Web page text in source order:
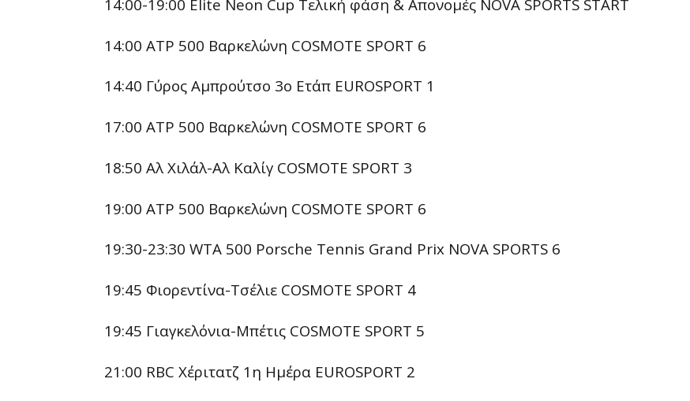
14:00-19:00 Elite Neon Cup Τελική φάση & Απονομές NOVA SPORTS START
14:00 ATP 500 Βαρκελώνη COSMOTE SPORT 6
14:40 Γύρος Αμπρούτσο 3ο Ετάπ EUROSPORT 1
17:00 ATP 500 Βαρκελώνη COSMOTE SPORT 6
18:50 Αλ Χιλάλ-Αλ Καλίγ COSMOTE SPORT 3
19:00 ATP 500 Βαρκελώνη COSMOTE SPORT 6
19:30-23:30 WTA 500 Porsche Tennis Grand Prix NOVA SPORTS 6
19:45 Φιορεντίνα-Τσέλιε COSMOTE SPORT 4
19:45 Γιαγκελόνια-Μπέτις COSMOTE SPORT 5
21:00 RBC Χέριτατζ 1η Ημέρα EUROSPORT 2